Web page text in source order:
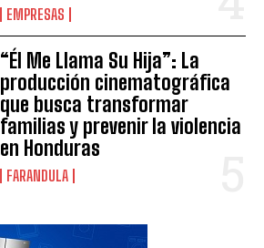
EMPRESAS
“Él Me Llama Su Hija”: La
producción cinematográfica
que busca transformar
familias y prevenir la violencia
en Honduras
FARANDULA